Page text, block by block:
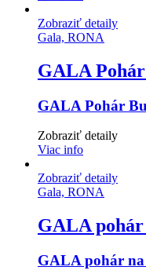
Zobraziť detaily
Gala, RONA
GALA
GALA Pohár
Zobraziť detaily
Viac info
Zobraziť detaily
Gala, RONA
GALA
GALA pohár